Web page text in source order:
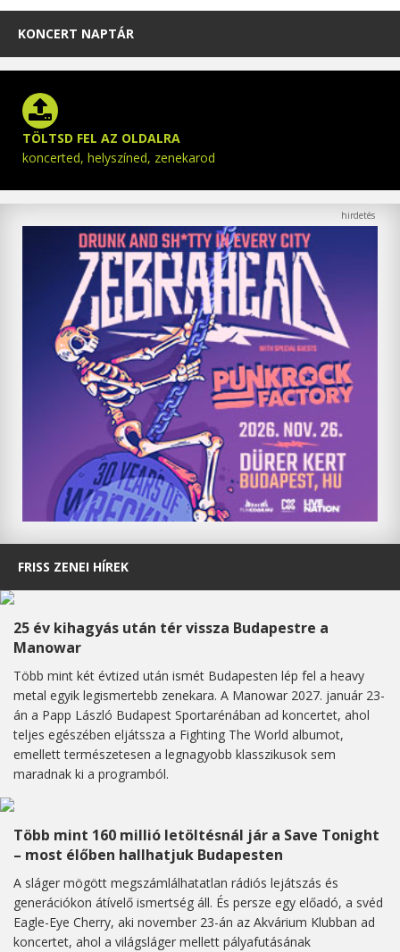
KONCERT NAPTÁR
TÖLTSD FEL AZ OLDALRA
koncerted, helyszíned, zenekarod
FRISS ZENEI HÍREK
25 év kihagyás után tér vissza Budapestre a
Manowar
Több mint két évtized után ismét Budapesten lép fel a heavy
metal egyik legismertebb zenekara. A Manowar 2027. január 23-
án a Papp László Budapest Sportarénában ad koncertet, ahol
teljes egészében eljátssza a Fighting The World albumot,
emellett természetesen a legnagyobb klasszikusok sem
maradnak ki a programból.
Több mint 160 millió letöltésnál jár a Save Tonight
– most élőben hallhatjuk Budapesten
A sláger mögött megszámlálhatatlan rádiós lejátszás és
generációkon átívelő ismertség áll. És persze egy előadó, a svéd
Eagle-Eye Cherry, aki november 23-án az Akvárium Klubban ad
koncertet, ahol a világsláger mellett pályafutásának